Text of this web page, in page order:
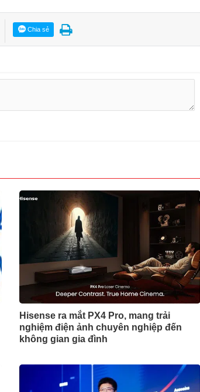
Chia sẻ
Hisense ra mắt PX4 Pro, mang trải
nghiệm điện ảnh chuyên nghiệp đến
không gian gia đình